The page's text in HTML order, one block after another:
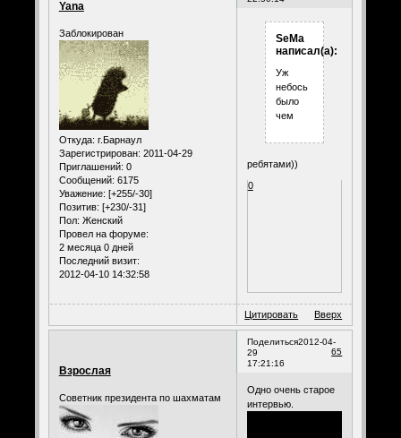
Yana
Заблокирован
Откуда: г.Барнаул
Зарегистрирован: 2011-04-29
Приглашений: 0
Сообщений: 6175
Уважение: [+255/-30]
Позитив: [+230/-31]
Пол: Женский
Провел на форуме:
2 месяца 0 дней
Последний визит:
2012-04-10 14:32:58
SeMa
написал(а):
Уж
небось
было
чем
ребятами))
0
Цитировать Вверх
Поделиться
65
2012-04-
29
17:21:16
Взрослая
Советник президента по шахматам
Одно очень старое
интервью.